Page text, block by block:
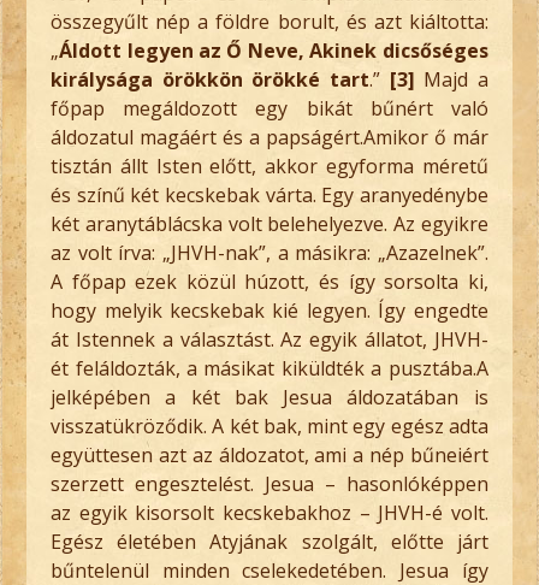
összegyűlt nép a földre borult, és azt kiáltotta:
„Áldott legyen az Ő Neve, Akinek dicsőséges
királysága örökkön örökké tart.” [3] Majd a
főpap megáldozott egy bikát bűnért való
áldozatul magáért és a papságért.Amikor ő már
tisztán állt Isten előtt, akkor egyforma méretű
és színű két kecskebak várta. Egy aranyedénybe
két aranytáblácska volt belehelyezve. Az egyikre
az volt írva: „JHVH-nak”, a másikra: „Azazelnek”.
A főpap ezek közül húzott, és így sorsolta ki,
hogy melyik kecskebak kié legyen. Így engedte
át Istennek a választást. Az egyik állatot, JHVH-
ét feláldozták, a másikat kiküldték a pusztába.A
jelképében a két bak Jesua áldozatában is
visszatükröződik. A két bak, mint egy egész adta
együttesen azt az áldozatot, ami a nép bűneiért
szerzett engesztelést. Jesua – hasonlóképpen
az egyik kisorsolt kecskebakhoz – JHVH-é volt.
Egész életében Atyjának szolgált, előtte járt
bűntelenül minden cselekedetében. Jesua így